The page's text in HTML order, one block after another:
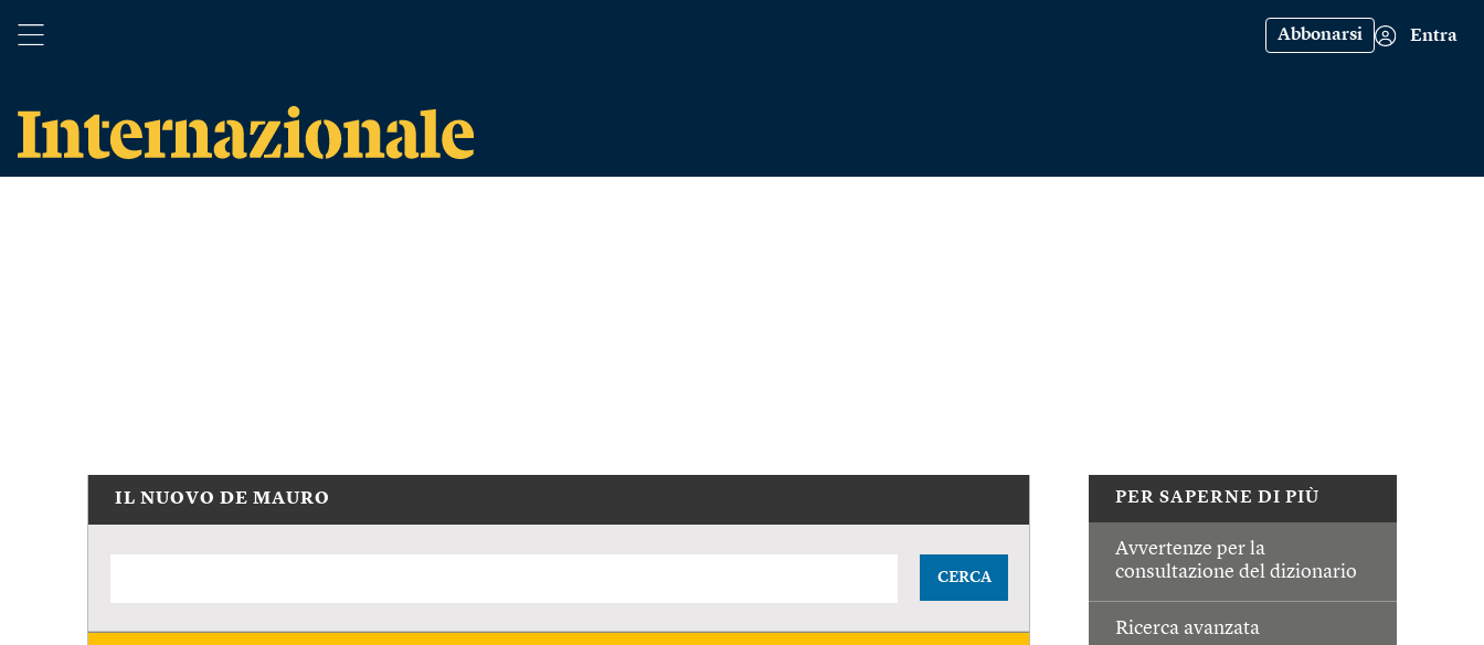
Abbonarsi Entra
PER SAPERNE DI PIÙ
Avvertenze per la
consultazione del dizionario
Ricerca avanzata
IL NUOVO DE MAURO
CERCA